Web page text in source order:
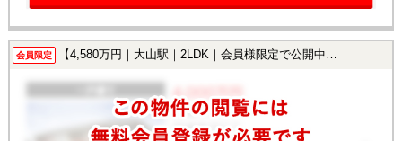
会員限定 【4,580万円｜大山駅｜2LDK｜会員様限定で公開中！】